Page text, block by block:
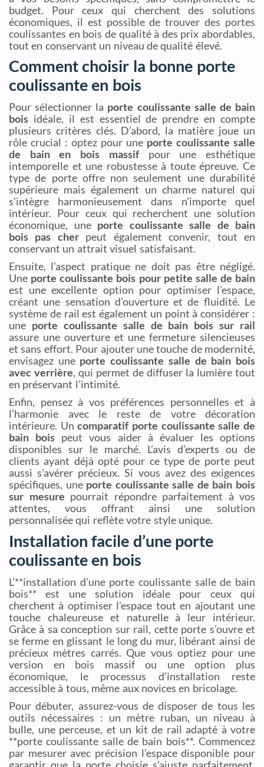
budget. Pour ceux qui cherchent des solutions
économiques, il est possible de trouver des portes
coulissantes en bois de qualité à des prix abordables,
tout en conservant un niveau de qualité élevé.
Comment choisir la bonne porte
coulissante en bois
Pour sélectionner la porte coulissante salle de bain
bois idéale, il est essentiel de prendre en compte
plusieurs critères clés. D’abord, la matière joue un
rôle crucial : optez pour une porte coulissante salle
de bain en bois massifpour une esthétique
intemporelle et une robustesse à toute épreuve. Ce
type de porte offre non seulement une durabilité
supérieure mais également un charme naturel qui
s’intègre harmonieusement dans n’importe quel
intérieur. Pour ceux qui recherchent une solution
économique, une porte coulissante salle de bain
bois pas cherpeut également convenir, tout en
conservant un attrait visuel satisfaisant.
Ensuite, l’aspect pratique ne doit pas être négligé.
Une porte coulissante bois pour petite salle de bain
est une excellente option pour optimiser l’espace,
créant une sensation d’ouverture et de fluidité. Le
système de rail est également un point à considérer :
une porte coulissante salle de bain bois sur rail
assure une ouverture et une fermeture silencieuses
et sans effort. Pour ajouter une touche de modernité,
envisagez une porte coulissante salle de bain bois
avec verrière, qui permet de diffuser la lumière tout
en préservant l’intimité.
Enfin, pensez à vos préférences personnelles et à
l’harmonie avec le reste de votre décoration
intérieure. Uncomparatif porte coulissante salle de
bain bois peut vous aider à évaluer les options
disponibles sur le marché. L’avis d’experts ou de
clients ayant déjà opté pour ce type de porte peut
aussi s’avérer précieux. Si vous avez des exigences
spécifiques, une porte coulissante salle de bain bois
sur mesure pourrait répondre parfaitement à vos
attentes, vous offrant ainsi une solution
personnalisée qui reflète votre style unique.
Installation facile d’une porte
coulissante en bois
L’**installation d’une porte coulissante salle de bain
bois** est une solution idéale pour ceux qui
cherchent à optimiser l’espace tout en ajoutant une
touche chaleureuse et naturelle à leur intérieur.
Grâce à sa conception sur rail, cette porte s’ouvre et
se ferme en glissant le long du mur, libérant ainsi de
précieux mètres carrés. Que vous optiez pour une
version en bois massif ou une option plus
économique, le processus d’installation reste
accessible à tous, même aux novices en bricolage.
Pour débuter, assurez-vous de disposer de tous les
outils nécessaires : un mètre ruban, un niveau à
bulle, une perceuse, et un kit de rail adapté à votre
**porte coulissante salle de bain bois**. Commencez
par mesurer avec précision l’espace disponible pour